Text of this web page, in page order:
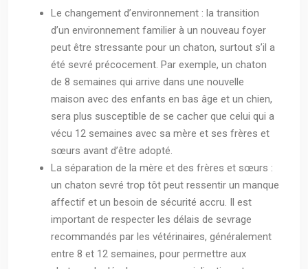
Le changement d’environnement : la transition
d’un environnement familier à un nouveau foyer
peut être stressante pour un chaton, surtout s’il a
été sevré précocement. Par exemple, un chaton
de 8 semaines qui arrive dans une nouvelle
maison avec des enfants en bas âge et un chien,
sera plus susceptible de se cacher que celui qui a
vécu 12 semaines avec sa mère et ses frères et
sœurs avant d’être adopté.
La séparation de la mère et des frères et sœurs :
un chaton sevré trop tôt peut ressentir un manque
affectif et un besoin de sécurité accru. Il est
important de respecter les délais de sevrage
recommandés par les vétérinaires, généralement
entre 8 et 12 semaines, pour permettre aux